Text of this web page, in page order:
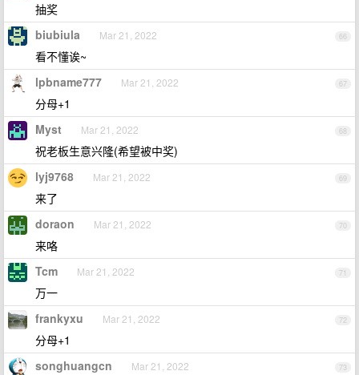
抽奖
66
biubiula Mar 21, 2022
看不懂诶~
67
lpbname777 Mar 21, 2022
分母+1
68
Myst Mar 21, 2022
祝老板生意兴隆(希望被中奖)
69
lyj9768 Mar 21, 2022
来了
70
doraon Mar 21, 2022
来咯
71
Tcm Mar 21, 2022
万一
72
frankyxu Mar 21, 2022
分母+1
73
songhuangcn Mar 21, 2022